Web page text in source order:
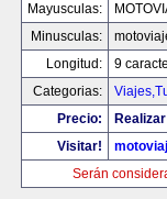
Mayusculas:
Minusculas:
Longitud:
9
Categorias:
Precio:
Visitar!
Serán